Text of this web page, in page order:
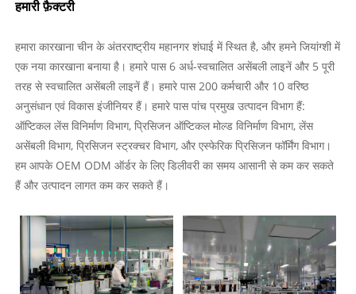
हमारी फ़ैक्टरी
हमारा कारखाना चीन के अंतरराष्ट्रीय महानगर शंघाई में स्थित है, और हमने जियांग्शी में
एक नया कारखाना बनाया है। हमारे पास 6 अर्ध-स्वचालित असेंबली लाइनें और 5 पूरी
तरह से स्वचालित असेंबली लाइनें हैं। हमारे पास 200 कर्मचारी और 10 वरिष्ठ
अनुसंधान एवं विकास इंजीनियर हैं। हमारे पास पांच प्रमुख उत्पादन विभाग हैं:
ऑप्टिकल लेंस विनिर्माण विभाग, प्रिसिजन ऑप्टिकल मोल्ड विनिर्माण विभाग, लेंस
असेंबली विभाग, प्रिसिजन स्ट्रक्चर विभाग, और एस्फेरिक प्रिसिजन फॉर्मिंग विभाग।
हम आपके OEM ODM ऑर्डर के लिए डिलीवरी का समय आसानी से कम कर सकते
हैं और उत्पादन लागत कम कर सकते हैं।